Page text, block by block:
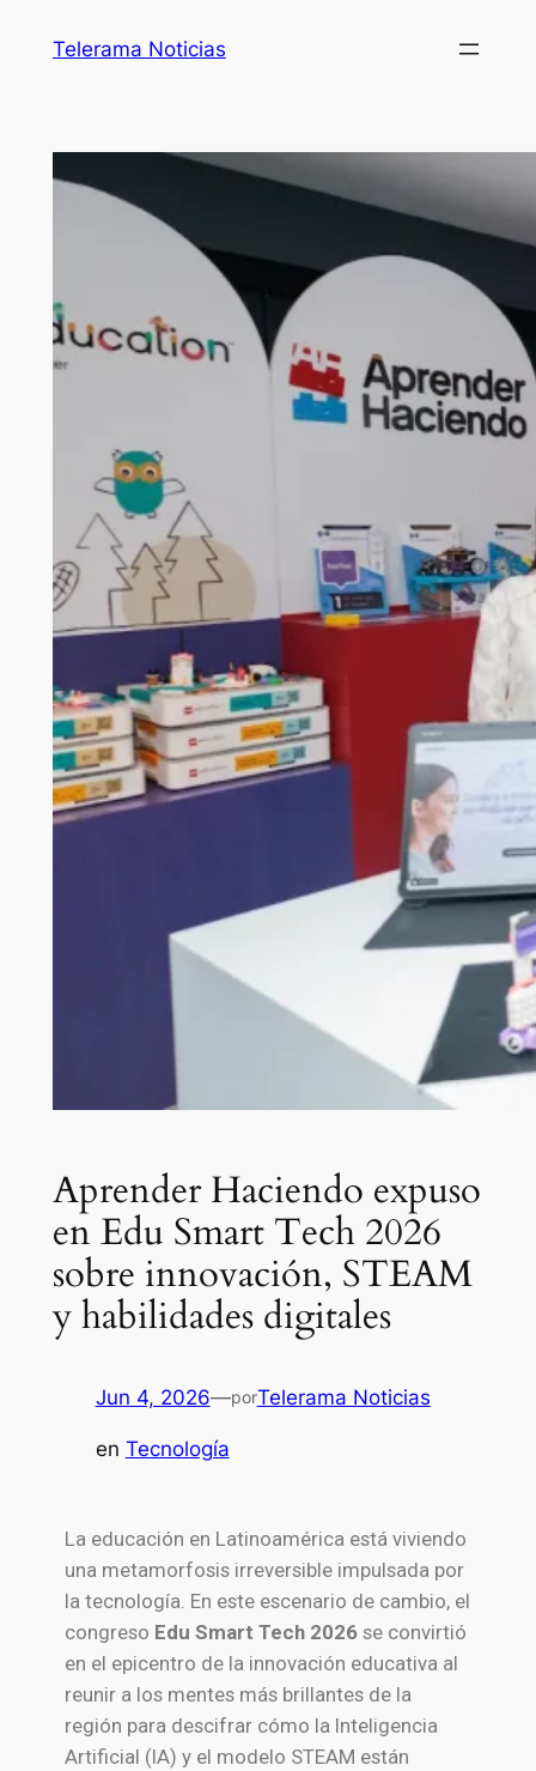
Telerama Noticias
Aprender Haciendo expuso
en Edu Smart Tech 2026
sobre innovación, STEAM
y habilidades digitales
Jun 4, 2026—porTelerama Noticias
en Tecnología
La educación en Latinoamérica está viviendo
una metamorfosis irreversible impulsada por
la tecnología. En este escenario de cambio, el
congreso Edu Smart Tech 2026se convirtió
en el epicentro de la innovación educativa al
reunir a los mentes más brillantes de la
región para descifrar cómo la Inteligencia
Artificial (IA) y el modelo STEAM están